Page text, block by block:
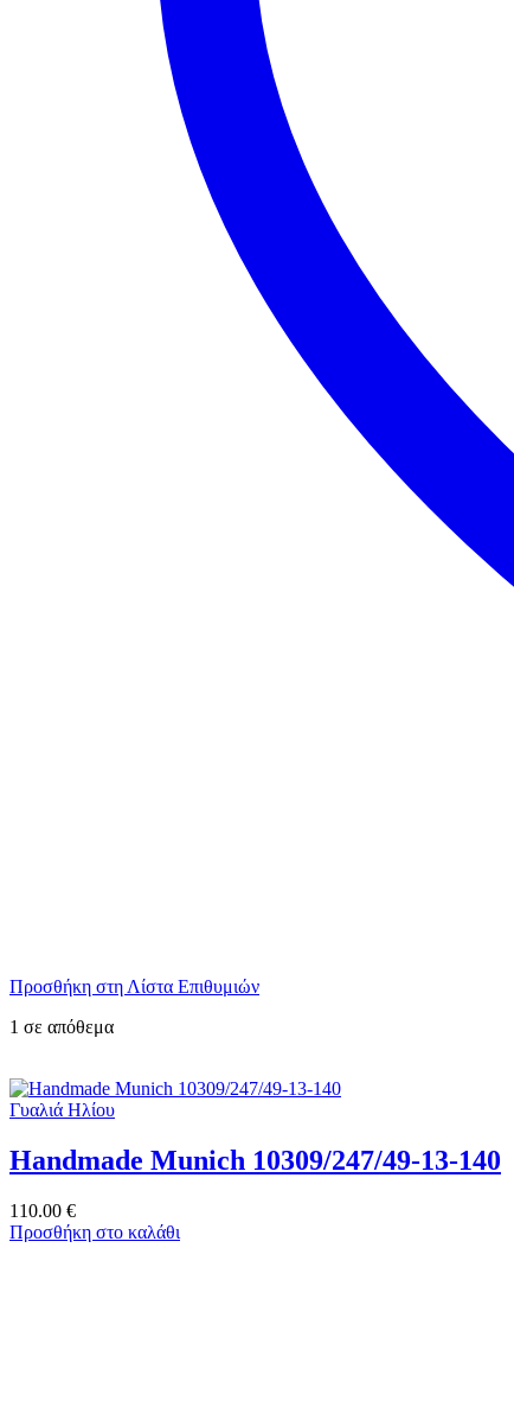
Προσθήκη στη Λίστα Επιθυμιών
1 σε απόθεμα
Γυαλιά Ηλίου
Handmade Munich 10309/247/49-13-140
110.00 €
Προσθήκη στο καλάθι